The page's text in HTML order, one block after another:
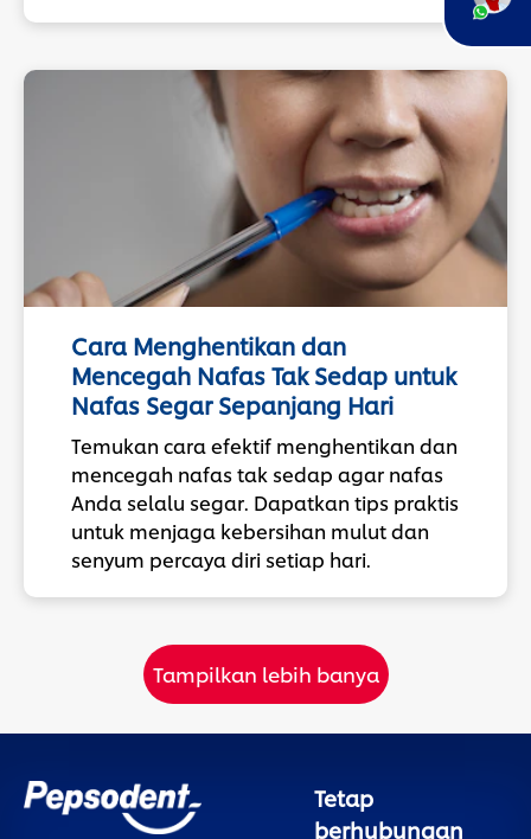
Cara Menghentikan dan
Mencegah Nafas Tak Sedap untuk
Nafas Segar Sepanjang Hari
Temukan cara efektif menghentikan dan
mencegah nafas tak sedap agar nafas
Anda selalu segar. Dapatkan tips praktis
untuk menjaga kebersihan mulut dan
senyum percaya diri setiap hari.
Tampilkan lebih banya
Tetap
berhubungan